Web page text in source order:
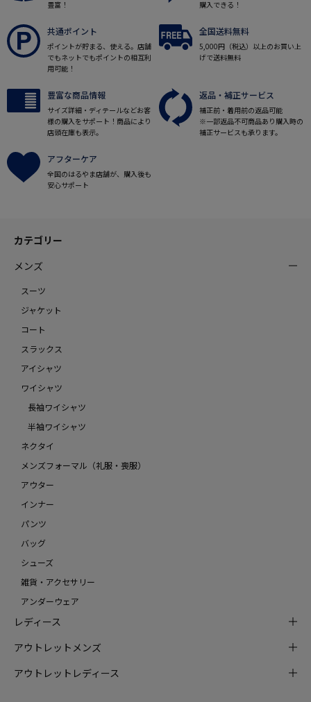
豊富！
購入できる！
共通ポイント
ポイントが貯まる、使える。店舗
でもネットでもポイントの相互利
用可能！
全国送料無料
5,000円（税込）以上のお買い上
げで送料無料
豊富な商品情報
サイズ詳細・ディテールなどお客
様の購入をサポート！商品により
店頭在庫も表示。
返品・補正サービス
補正前・着用前の返品可能
※一部返品不可商品あり購入時の
補正サービスも承ります。
アフターケア
全国のはるやま店舗が、購入後も
安心サポート
カテゴリー
メンズ
スーツ
ジャケット
コート
スラックス
アイシャツ
ワイシャツ
長袖ワイシャツ
半袖ワイシャツ
ネクタイ
メンズフォーマル（礼服・喪服）
アウター
インナー
パンツ
バッグ
シューズ
雑貨・アクセサリー
アンダーウェア
レディース
アウトレットメンズ
アウトレットレディース